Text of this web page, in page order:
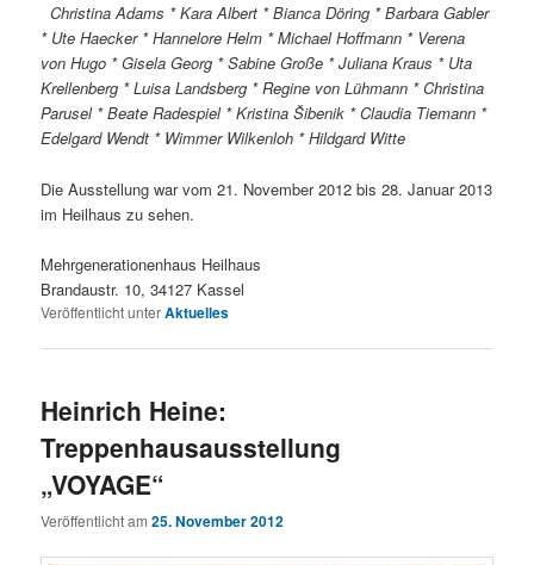
Christina Adams * Kara Albert * Bianca Döring * Barbara Gabler
* Ute Haecker * Hannelore Helm * Michael Hoffmann * Verena
von Hugo * Gisela Georg * Sabine Große * Juliana Kraus * Uta
Krellenberg * Luisa Landsberg * Regine von Lühmann * Christina
Parusel * Beate Radespiel * Kristina Šibenik * Claudia Tiemann *
Edelgard Wendt * Wimmer Wilkenloh * Hildgard Witte
Die Ausstellung war vom 21. November 2012 bis 28. Januar 2013
im Heilhaus zu sehen.
Mehrgenerationenhaus Heilhaus
Brandaustr. 10, 34127 Kassel
Veröffentlicht unterAktuelles
Heinrich Heine:
Treppenhausausstellung
„VOYAGE“
Veröffentlicht am25. November 2012